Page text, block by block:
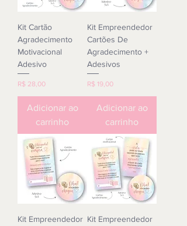
Kit Cartão
Agradecimento
Motivacional
Adesivo
Preço
R$ 28,00
Adicionar ao
carrinho
Kit Empreendedor
Cartões De
Agradecimento +
Adesivos
Preço
R$ 19,00
Adicionar ao
carrinho
Kit Empreendedor Kit Empreendedor